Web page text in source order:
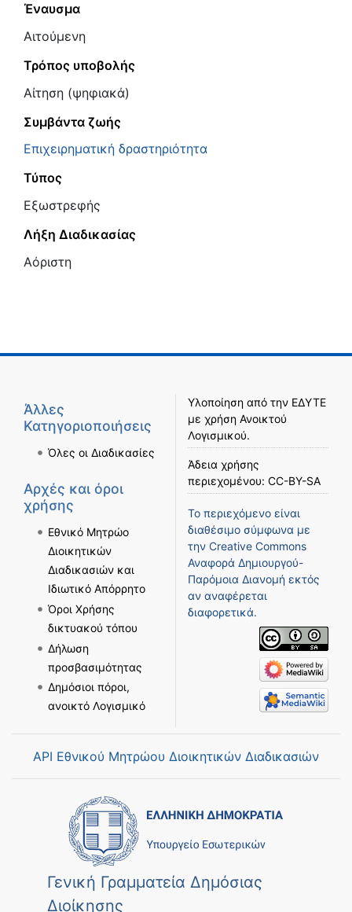
Έναυσμα
Αιτούμενη
Τρόπος υποβολής
Αίτηση (ψηφιακά)
Συμβάντα ζωής
Επιχειρηματική δραστηριότητα
Τύπος
Εξωστρεφής
Λήξη Διαδικασίας
Αόριστη
Άλλες
Κατηγοριοποιήσεις
Όλες οι Διαδικασίες
Αρχές και όροι
χρήσης
Εθνικό Μητρώο
Διοικητικών
Διαδικασιών και
Ιδιωτικό Απόρρητο
Όροι Χρήσης
δικτυακού τόπου
Δήλωση
προσβασιμότητας
Δημόσιοι πόροι,
ανοικτό Λογισμικό
Υλοποίηση από την ΕΔΥΤΕ
με χρήση Ανοικτού
Λογισμικού.
Άδεια χρήσης
περιεχομένου: CC-BY-SA
Το περιεχόμενο είναι
διαθέσιμο σύμφωνα με
την Creative Commons
Αναφορά Δημιουργού-
Παρόμοια Διανομή εκτός
αν αναφέρεται
διαφορετικά.
API Εθνικού Μητρώου Διοικητικών Διαδικασιών
Γενική Γραμματεία Δημόσιας
Διοίκησης